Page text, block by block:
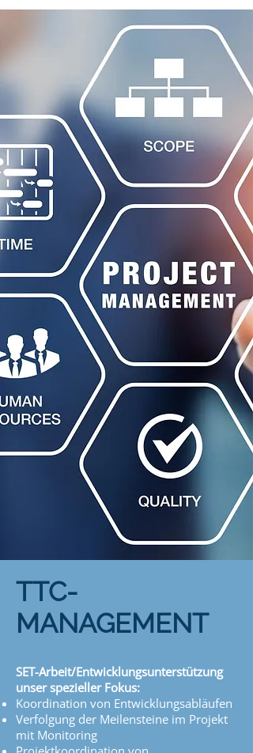
TTC-
MANAGEMENT
SET-Arbeit/Entwicklungsunterstützung
unser spezieller Fokus:
Koordination von Entwicklungsabläufen
Verfolgung der Meilensteine im Projekt
mit Monitoring